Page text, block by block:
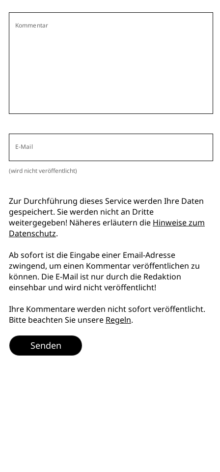
Kommentar
E-Mail
(wird nicht veröffentlicht)
Zur Durchführung dieses Service werden Ihre Daten
gespeichert. Sie werden nicht an Dritte
weitergegeben! Näheres erläutern die Hinweise zum
Datenschutz.
Ab sofort ist die Eingabe einer Email-Adresse
zwingend, um einen Kommentar veröffentlichen zu
können. Die E-Mail ist nur durch die Redaktion
einsehbar und wird nicht veröffentlicht!
Ihre Kommentare werden nicht sofort veröffentlicht.
Bitte beachten Sie unsere Regeln.
Senden